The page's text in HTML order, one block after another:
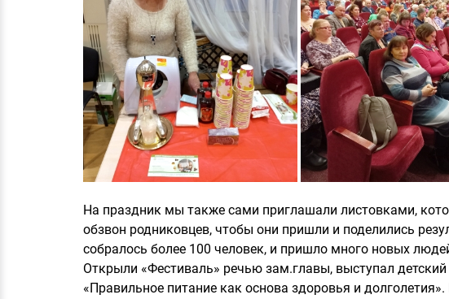
На праздник мы также сами приглашали листовками,
обзвон родниковцев, чтобы они пришли и поделились
собралось более 100 человек, и пришло много новых
Открыли «Фестиваль» речью зам.главы, выступал
«Правильное питание как основа здоровья и